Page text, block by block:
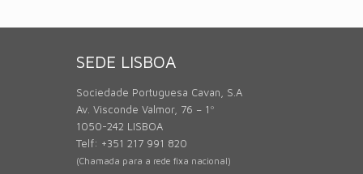
SEDE LISBOA
Sociedade Portuguesa Cavan, S.A
Av. Visconde Valmor, 76 – 1º
1050-242 LISBOA
Telf: +351 217 991 820
(Chamada para a rede fixa nacional)